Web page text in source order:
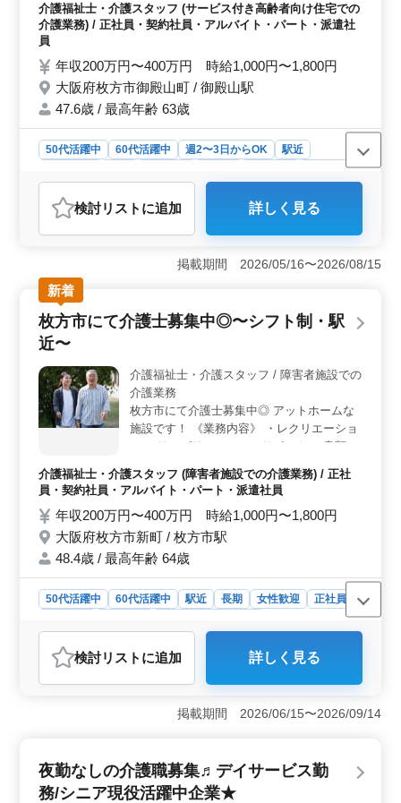
せつ等） ＜特徴＞ ◯年間休日116日 ◯シフ
ト制 ご自身の生活に合った時間に勤務でき
☆彡
介護福祉士・介護スタッフ (サービス付き高齢者向け住宅での
介護業務) / 正社員・契約社員・アルバイト・パート・派遣社
員
年収200万円〜400万円 時給1,000円〜1,800円
大阪府枚方市御殿山町 / 御殿山駅
47.6歳 / 最高年齢 63歳
50代活躍中 60代活躍中 週2〜3日からOK
駅近
派遣社員
介護福祉士・介護スタッフ
おすすめポイント
＜働きやすさ＞ 駅徒歩6分の好立地で通勤が便利です。
週2〜3日からの柔軟な勤務が可能で週休2日制が導入され
ています。さらにシフト制でご自身の生活に合わせて働
けるのでメリハリをつけた働き方ができます。 ＜業
務内容＞ サービス付き高齢者向け住宅での介護業務を
担当します。生活支援サービスとして清掃や洗濯などの
日常生活のサポートや身体支援サービスとして食事、入
を持つ方は即戦力として期待されます。 ＜成長と安
定＞ ヘルパー2級（介護職員初任者研修）以上の資格と
介護経験1年以上が必要です。正社員、契約社員、アルバ
イト・パート、派遣社員など様々な雇用形態がありま
す。年間休日116日と休暇もしっかり確保されており、安
検討リスト に追加 詳しく見る
掲載期間 2026/05/16〜2026/08/15
新着
枚方市にて介護士募集中◎〜シフト制・駅
近〜
介護福祉士・介護スタッフ / 障害者施設での
介護業務
枚方市にて介護士募集中◎ アットホームな
施設です！ 《業務内容》 ・レクリエーショ
ン ・リハビリテーションサポート ・書類作
相談、助言 〜備考〜 ＊シフト制(週3日以上
相談可能) ＊資格手当あり ＊交通費実費支給
＊夜勤業務なし 経験重視・中高年活躍中で
す◎ まずはお気軽にお問い合わせください♪
介護福祉士・介護スタッフ (障害者施設での介護業務) / 正社
員・契約社員・アルバイト・パート・派遣社員
年収200万円〜400万円 時給1,000円〜1,800円
大阪府枚方市新町 / 枚方市駅
48.4歳 / 最高年齢 64歳
50代活躍中 60代活躍中 駅近 長期 女性歓迎
正社員
おすすめポイント
＜経験者求む！＞ 枚方市で介護士の求人募集。経験者
歓迎。1年以上の介護経験があり、ヘルパー2級以上の資
格をお持ちの方を積極採用中。中高年活躍中の施設で
やすさも◎。 ＜給与・福利厚生メリット＞ 年収240
万円〜400万円。時給1,020円〜1,700円。資格手当も支給
検討リスト に追加 詳しく見る
掲載期間 2026/06/15〜2026/09/14
夜勤なしの介護職募集♬デイサービス勤
務/シニア現役活躍中企業★